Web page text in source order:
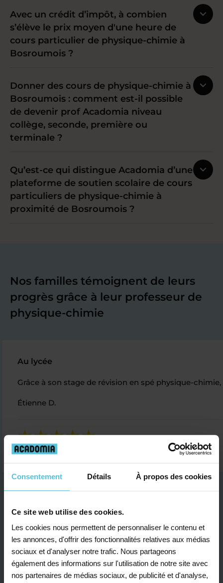
Consentement Détails À propos des cookies
Ce site web utilise des cookies.
Les cookies nous permettent de personnaliser le contenu et
les annonces, d'offrir des fonctionnalités relatives aux médias
sociaux et d'analyser notre trafic. Nous partageons
également des informations sur l'utilisation de notre site avec
nos partenaires de médias sociaux, de publicité et d'analyse,
Avec un crédit d’impôt, à combien
s’élève le prix moyen d'une heure de
cours particulier de physique-chimie à
Bosroumois ?
Donner des cours de physique-chimie à
Bosroumois : comment est-il possible
de devenir prof Acadomia niveau
collège, seconde, première ou
terminale ?
Qu’est-ce qui distingue Acadomia d’une
plateforme de soutien scolaire de cours
particuliers de physique-chimie à
proximité de Bosroumois ?
Nos familles témoignent de leurs
progrès grâce à leur professeur de
physique-chimie
Au lycée
Grâce à son stage de révision en spé physique-
Étienne D.
Je contacte un conseiller